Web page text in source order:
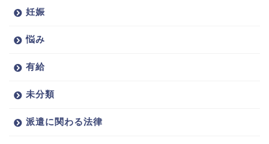
妊娠
悩み
有給
未分類
派遣に関わる法律